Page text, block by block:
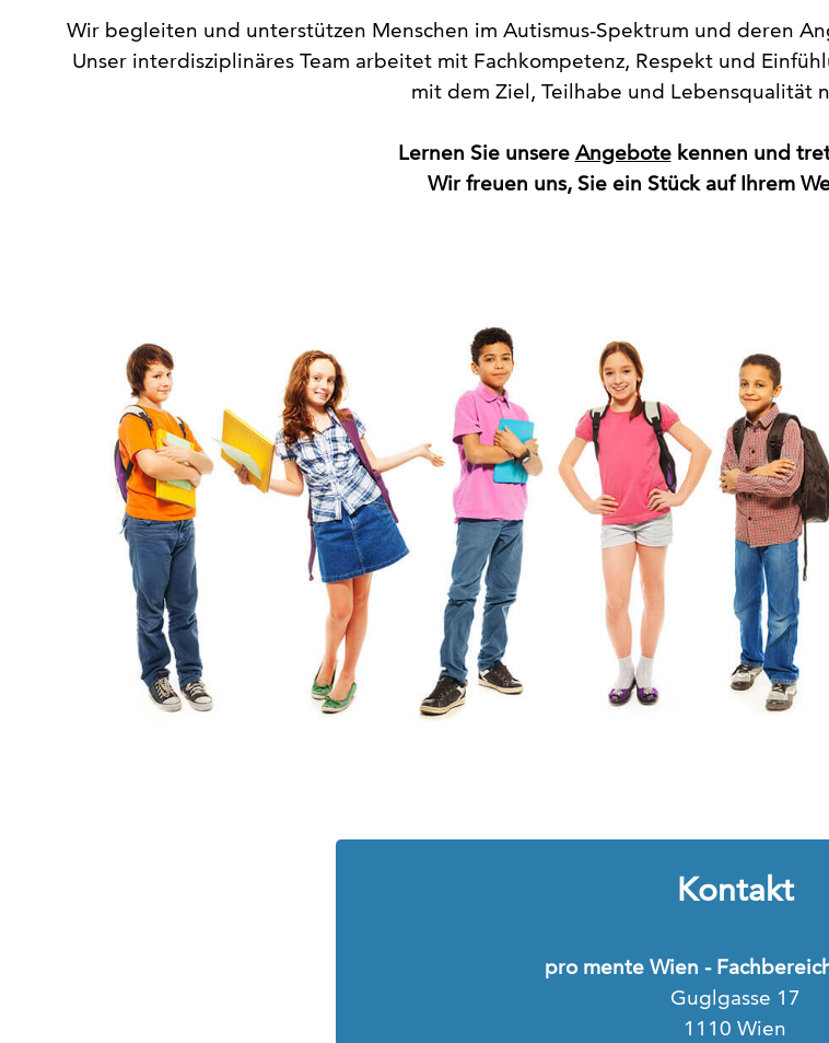
Wir begleiten und unterstützen Menschen im Autismus-Spektrum und deren
Unser interdisziplinäres Team arbeitet mit Fachkompetenz, Respekt und
mit dem Ziel, Teilhabe und Lebensqualität
Lernen Sie unsere Angebotekennen und
Wir freuen uns, Sie ein Stück auf Ihrem
Kontakt
pro mente Wien -
Guglgasse 17
1110 Wien